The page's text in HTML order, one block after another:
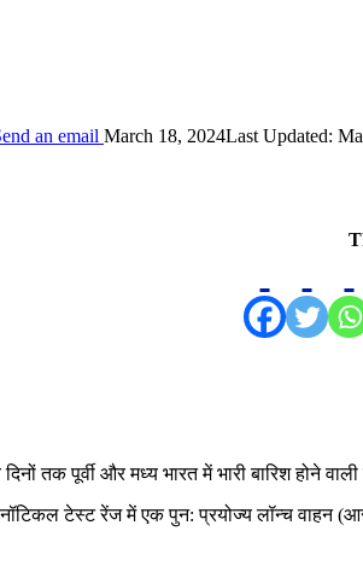
an email March 18, 2024Last Updated:
तक पूर्वी और मध्य भारत में भारी बारिश होने वाली
टेस्ट रेंज में एक पुन: प्रयोज्य लॉन्च वाहन